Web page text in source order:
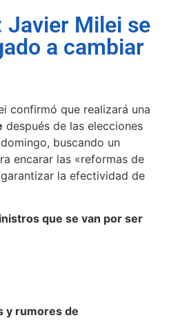
Javier Milei se
a cambiar
confirmó que realizará una
después de las elecciones
buscando un
encarar las «reformas de
la efectividad de
que se van por ser
y rumores de